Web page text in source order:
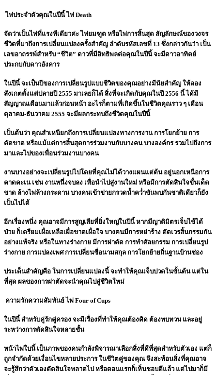
ไพ่ประจำตัวคุณในปีนี้ ไพ่ Death
จัดว่าเป็นไพ่ที่แรงทีเดียวค่ะ ไพ่ยมฑูต หรือไพ่การสิ้นสุด สัญลักษณ์ของวงจร
ชีวิตที่มาถึงการเปลี่ยนแปลงครั้งสำคัญ ลำดับรหัสเลขที่ 13 ซึ่งกล่าวกันว่า เป็น
เลขอาถรรพ์สำหรับ “ชีวิต” ดาวที่มีอิทธิพลต่อคุณในปีนี้ จะมีดาวอาทิตย์
ประกบกับดาวอังคาร
ในปีนี้ จะเป็นปีของการเปลี่ยนรูปแบบชีวิตของคุณอย่างมีนัยสำคัญ ให้ลอง
สังเกตตั้งแต่ปลายปี 2555 มาเลยก็ได้ สิ่งที่จะเกิดกับคุณในปี 2556 นี้ ได้มี
สัญญาณเตือนมาแล้วก่อนหน้า อะไรก็ตามที่เกิดขึ้นในชีวิตคุณราว ๆ เดือน
ตุลาคม-ธันวาคม 2555 จะมีผลกระทบถึงชีวิตคุณในปีนี้
เป็นต้นว่า คุณสำเหนียกถึงการเปลี่ยนแปลงทางการงาน การโยกย้าย การ
ตัดขาด หรือแม้แต่การสิ้นสุดการร่วมงานกับบางคน บางองค์กร รวมไปถึงการ
มาและไปของเพื่อนร่วมงานบางคน
งานบางอย่างจะเปลี่ยนรูปไปโดยที่คุณไม่ได้วางแผนแต่ต้น อยู่นอกเหนือการ
คาดคะเน เช่น งานหนึ่งจบลง เพื่อนำไปสู่งานใหม่ หรือมีการตัดสินใจขั้นเด็ด
ขาด ล้างไพ่ล้างกระดาน บางคนเข้าข่ายกรวดน้ำคว่ำขันพบกันชาติเดียวก็ยัง
เป็นไปได้
อีกเรื่องหนึ่ง คุณอาจมีการสูญเสียที่ยิ่งใหญ่ในปีนี้ หากมีญาติมิตรเจ็บไข้ได้
ป่วย ก็เตรียมเผื่อเหลือเผื่อขาดเผื่อใจ บางคนมีการหย่าร้าง ตัดเวรสิ้นกรรมกัน
อย่างแท้จริง หรือในทางร่างกาย มีการผ่าตัด การทำศัลยกรรม การเปลี่ยนรูป
ร่างกาย การแปลงเพศ การเปลี่ยนชื่อนามสกุล การโยกย้ายถิ่นฐานบ้านช่อง
ประเด็นสำคัญคือ ในการเปลี่ยนแปลงนี้ จะทำให้คุณเจ็บปวดในขั้นต้น แต่ใน
ที่สุด ผลของการผ่าตัดจะนำคุณไปสู่ชีวิตใหม่
ความรักความสัมพันธ์ ไพ่ Four of Cups
ในปีนี้ สำหรับคู่รักคู่ครอง จะมีเรื่องที่ทำให้คุณต้องคิด ต้องทบทวน และอยู่
ระหว่างการตัดสินใจหลายชั้น
หน้าไพ่ใบนี้ เป็นภาพของคนกำลังพิจารณาเลือกสิ่งที่ดีที่สุดสำหรับตัวเอง แต่ก็
ถูกจำกัดด้วยเงื่อนไขหลายประการ ในชีวิตคู่ของคุณ จึงสะท้อนสิ่งที่คุณอาจ
จะรู้สึกว่าตัวเองตัดสินใจพลาดไป หรือตอนแรกก็เห็นชอบดีแล้ว แต่ไปมาก็มี